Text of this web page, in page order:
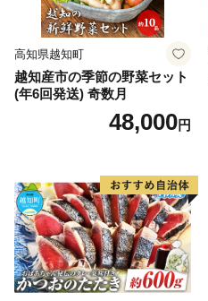
高知県越知町
越知産市の季節の野菜セット
(年6回発送) 奇数月
48,000円